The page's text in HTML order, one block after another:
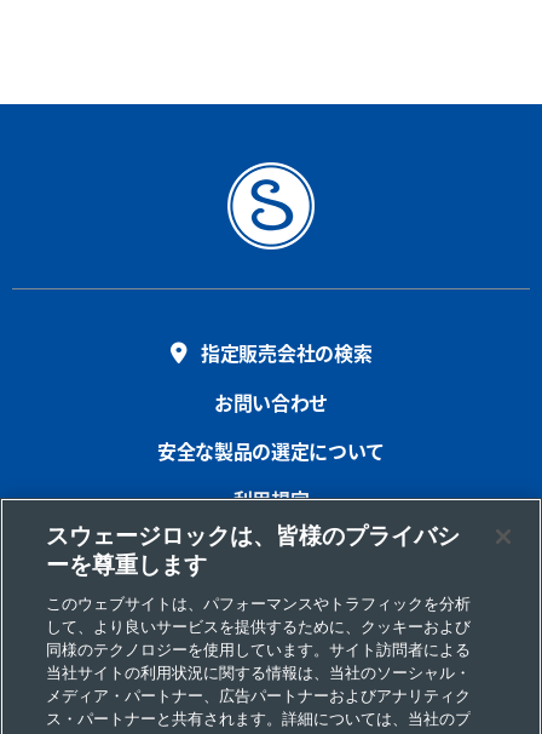
指定販売会社の検索
お問い合わせ
安全な製品の選定について
利用規定
プライバシー
インプリント
サイトマップ
Cookie 優先設定
スウェージロックは、皆様のプライバシ
ーを尊重します
このウェブサイトは、パフォーマンスやトラフィックを分析
して、より良いサービスを提供するために、クッキーおよび
同様のテクノロジーを使用しています。サイト訪問者による
当社サイトの利用状況に関する情報は、当社のソーシャル・
メディア・パートナー、広告パートナーおよびアナリティク
ス・パートナーと共有されます。詳細については、当社のプ